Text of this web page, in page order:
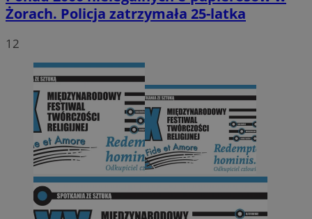
Żorach. Policja zatrzymała 25-latka
12